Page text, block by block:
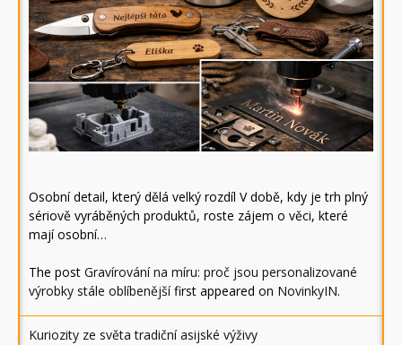
Osobní detail, který dělá velký rozdíl V době, kdy je trh plný
sériově vyráběných produktů, roste zájem o věci, které
mají osobní…
The post Gravírování na míru: proč jsou personalizované
výrobky stále oblíbenějšífirst appeared on NovinkyIN.
Kuriozity ze světa tradiční asijské výživy